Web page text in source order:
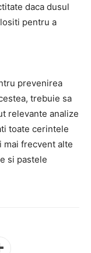
daca dusul
pentru a
prevenirea
trebuie sa
relevante analize
toate cerintele
mai frecvent alte
si pastele